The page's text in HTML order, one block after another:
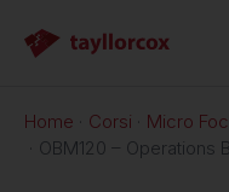
Home Corsi
Micro
OBM120 – Operations